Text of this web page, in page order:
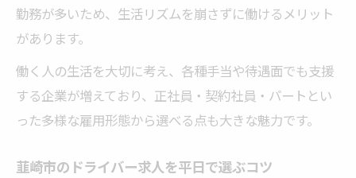
勤務が多いため、生活リズムを崩さずに働けるメリット
があります。
働く人の生活を大切に考え、各種手当や待遇面でも支援
する企業が増えており、正社員・契約社員・パートとい
った多様な雇用形態から選べる点も大きな魅力です。
韮崎市のドライバー求人を平日で選ぶコツ